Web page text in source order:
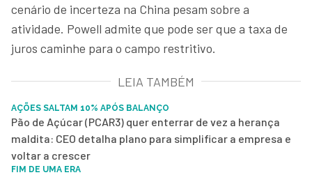
cenário de incerteza na China pesam sobre a
atividade. Powell admite que pode ser que a taxa de
juros caminhe para o campo restritivo.
LEIA TAMBÉM
AÇÕES SALTAM 10% APÓS BALANÇO
Pão de Açúcar (PCAR3) quer enterrar de vez a herança
maldita: CEO detalha plano para simplificar a empresa e
voltar a crescer
FIM DE UMA ERA